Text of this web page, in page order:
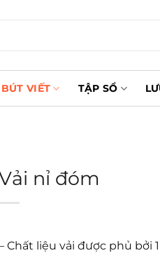
BÚT VIẾT TẬP SỔ
nỉ đóm
Chất liệu vải được phủ bởi